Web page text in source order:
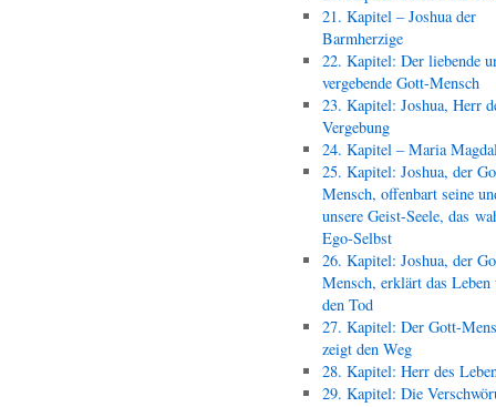
21. Kapitel – Joshua der
Barmherzige
22. Kapitel: Der liebende
vergebende Gott-Mensch
23. Kapitel: Joshua, Herr
Vergebung
24. Kapitel – Maria
25. Kapitel: Joshua, der
Mensch, offenbart seine
unsere Geist-Seele, das
Ego-Selbst
26. Kapitel: Joshua, der
Mensch, erklärt das Leben
den Tod
27. Kapitel: Der Gott-
zeigt den Weg
28. Kapitel: Herr des
29. Kapitel: Die